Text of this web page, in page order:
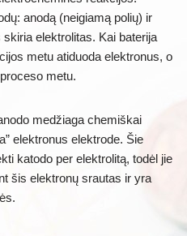
anodą (neigiamą polių) ir
elektrolitas. Kai baterija
metu atiduoda elektronus, o
metu.
medžiaga chemiškai
elektronus elektrode. Šie
katodo per elektrolitą, todėl jie
šis elektronų srautas ir yra